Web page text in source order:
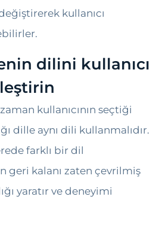
kullanıcı
dilini kullanıcı
kullanıcının seçtiği
dille aynı dili kullanmalıdır.
farklı bir dil
geri kalanı zaten çevrilmiş
yaratır ve deneyimi